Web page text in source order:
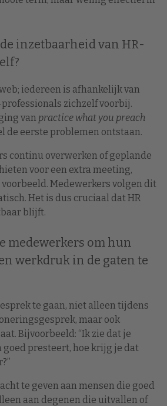
inzetbaarheid van HR-
iedereen is afhankelijk van
professionals zichzelf voorbij.
van practice what you preach
de eerste problemen ontstaan.
continu overwerken of geplande
voor een extra meeting,
voorbeeld. Medewerkers volgen dit
Het is dus cruciaal dat HR
blijft.
medewerkers om hun
werkdruk in de gaten te
te gaan, niet alleen tijdens
maar ook
Bijvoorbeeld: “Ik zie dat je
goed presteert, hoe krijg je dat
te geven aan mensen die goed
aan degenen die uitvallen of